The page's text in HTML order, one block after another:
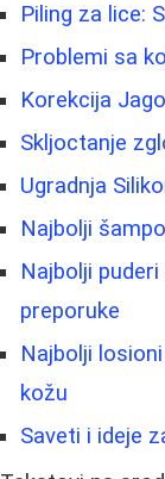
Piling za lice:
Problemi sa
Korekcija
Skljoctanje
Ugradnja
Najbolji
Najbolji
preporuke
Najbolji
kožu
Saveti i ideje